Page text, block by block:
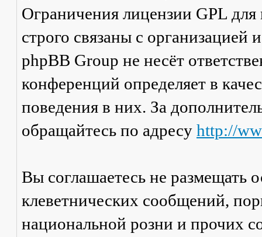
Ограничения лицензии GPL
строго связаны с
phpBB Group не несёт
конференций определяет в
поведения в них. За
обращайтесь по адресу http://
Вы соглашаетесь не размещать
клеветнических сообщений,
национальной розни и прочих